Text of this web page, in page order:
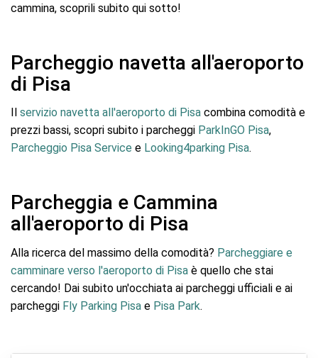
cammina, scoprili subito qui sotto!
Parcheggio navetta all'aeroporto
di Pisa
Il servizio navetta all'aeroporto di Pisa combina comodità e
prezzi bassi, scopri subito i parcheggi ParkInGO Pisa,
Parcheggio Pisa Service e Looking4parking Pisa.
Parcheggia e Cammina
all'aeroporto di Pisa
Alla ricerca del massimo della comodità? Parcheggiare e
camminare verso l'aeroporto di Pisa è quello che stai
cercando! Dai subito un'occhiata ai parcheggi ufficiali e ai
parcheggi Fly Parking Pisa e Pisa Park.